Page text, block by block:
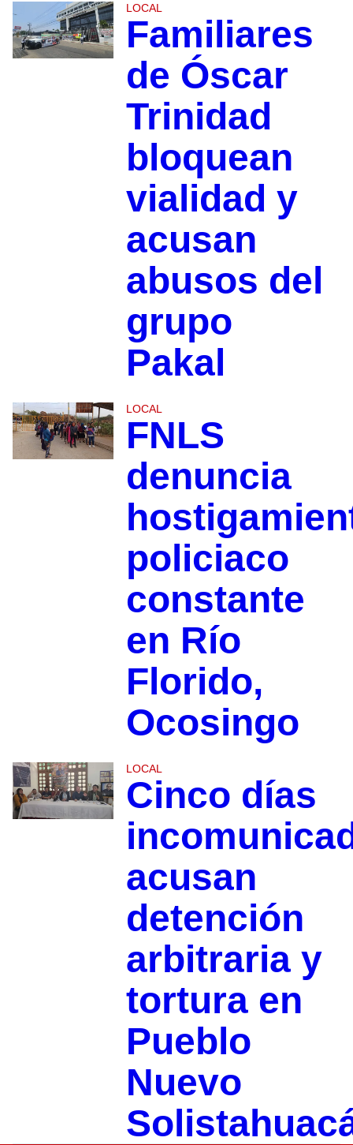
LOCAL
Familiares
de Óscar
Trinidad
bloquean
vialidad y
acusan
abusos del
grupo
Pakal
LOCAL
FNLS
denuncia
policiaco
constante
en Río
Florido,
Ocosingo
LOCAL
Cinco días
acusan
detención
arbitraria y
tortura en
Pueblo
Nuevo